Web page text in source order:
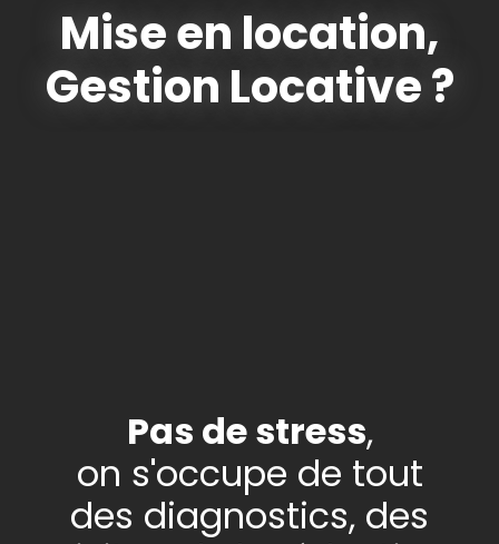
Mise en location,
Gestion Locative ?
Pas de stress,
on s'occupe de tout
des diagnostics, des